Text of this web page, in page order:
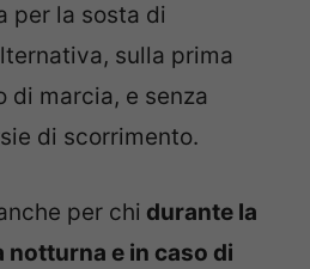
per la sosta di
sulla prima
di marcia, e senza
di scorrimento.
per chi durante la
notturna e in caso di